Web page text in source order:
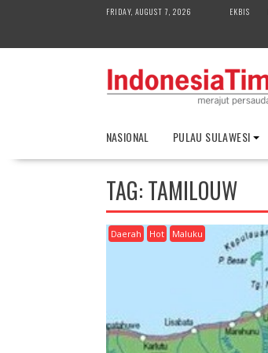
FRIDAY, AUGUST 7, 2026 EKBIS
NASIONAL PULAU SULAWESI
TAG:TAMILOUW
Daerah Hot Maluku